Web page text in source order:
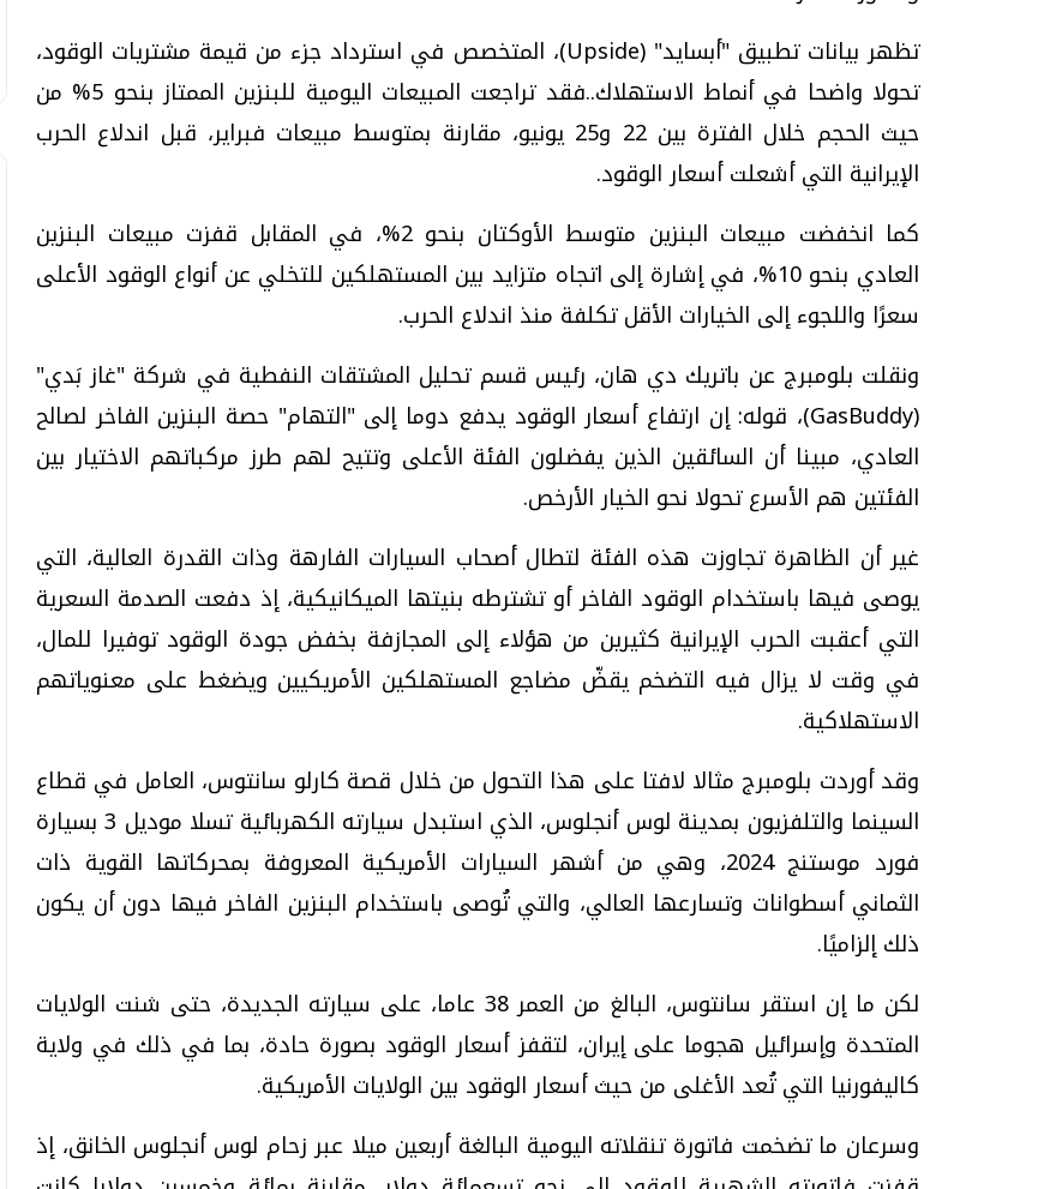
تظهر بيانات تطبيق "أبسايد" (Upside)، المتخصص في استرداد جزء من قيمة مشتريات الوقود،
تحولا واضحا في أنماط الاستهلاك..فقد تراجعت المبيعات اليومية للبنزين الممتاز بنحو 5% من
حيث الحجم خلال الفترة بين 22 و25 يونيو، مقارنة بمتوسط مبيعات فبراير، قبل اندلاع الحرب
الإيرانية التي أشعلت أسعار الوقود.
كما انخفضت مبيعات البنزين متوسط الأوكتان بنحو 2%، في المقابل قفزت مبيعات البنزين
العادي بنحو 10%، في إشارة إلى اتجاه متزايد بين المستهلكين للتخلي عن أنواع الوقود الأعلى
سعرًا واللجوء إلى الخيارات الأقل تكلفة منذ اندلاع الحرب.
ونقلت بلومبرج عن باتريك دي هان، رئيس قسم تحليل المشتقات النفطية في شركة "غاز بَدي"
(GasBuddy)، قوله: إن ارتفاع أسعار الوقود يدفع دوما إلى "التهام" حصة البنزين الفاخر لصالح
العادي، مبينا أن السائقين الذين يفضلون الفئة الأعلى وتتيح لهم طرز مركباتهم الاختيار بين
الفئتين هم الأسرع تحولا نحو الخيار الأرخص.
غير أن الظاهرة تجاوزت هذه الفئة لتطال أصحاب السيارات الفارهة وذات القدرة العالية، التي
يوصى فيها باستخدام الوقود الفاخر أو تشترطه بنيتها الميكانيكية، إذ دفعت الصدمة السعرية
التي أعقبت الحرب الإيرانية كثيرين من هؤلاء إلى المجازفة بخفض جودة الوقود توفيرا للمال،
في وقت لا يزال فيه التضخم يقضّ مضاجع المستهلكين الأمريكيين ويضغط على معنوياتهم
الاستهلاكية.
وقد أوردت بلومبرج مثالا لافتا على هذا التحول من خلال قصة كارلو سانتوس، العامل في قطاع
السينما والتلفزيون بمدينة لوس أنجلوس، الذي استبدل سيارته الكهربائية تسلا موديل 3 بسيارة
فورد موستنج 2024، وهي من أشهر السيارات الأمريكية المعروفة بمحركاتها القوية ذات
الثماني أسطوانات وتسارعها العالي، والتي تُوصى باستخدام البنزين الفاخر فيها دون أن يكون
ذلك إلزاميًا.
لكن ما إن استقر سانتوس، البالغ من العمر 38 عاما، على سيارته الجديدة، حتى شنت الولايات
المتحدة وإسرائيل هجوما على إيران، لتقفز أسعار الوقود بصورة حادة، بما في ذلك في ولاية
كاليفورنيا التي تُعد الأغلى من حيث أسعار الوقود بين الولايات الأمريكية.
وسرعان ما تضخمت فاتورة تنقلاته اليومية البالغة أربعين ميلا عبر زحام لوس أنجلوس الخانق، إذ